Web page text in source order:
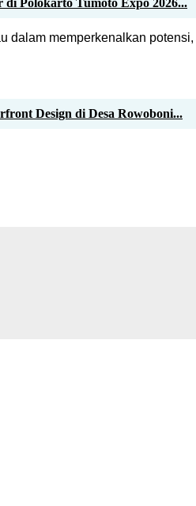
memperkenalkan
Design di Desa Rowoboni...